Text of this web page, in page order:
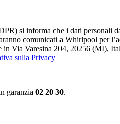
si informa che i dati personali
comunicati a Whirlpool per
Via Varesina 204, 20256 (MI),
sulla Privacy
garanzia 02 20 30.